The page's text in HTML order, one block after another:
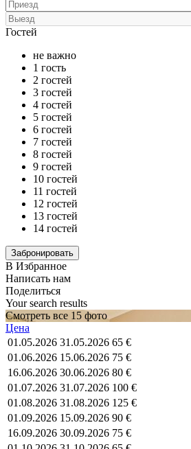
Гостей
не важно
1 гость
2 гостей
3 гостей
4 гостей
5 гостей
6 гостей
7 гостей
8 гостей
9 гостей
10 гостей
11 гостей
12 гостей
13 гостей
14 гостей
В Избранное
Написать нам
Поделиться
Your search results
Смотреть все 15 фото
Цена
01.05.2026 31.05.2026 65 €
01.06.2026 15.06.2026 75 €
16.06.2026 30.06.2026 80 €
01.07.2026 31.07.2026 100 €
01.08.2026 31.08.2026 125 €
01.09.2026 15.09.2026 90 €
16.09.2026 30.09.2026 75 €